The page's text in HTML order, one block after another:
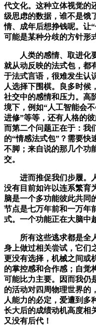
代文化。这种立体视觉的
级思虑的数据，谁不是饿
情、成年后想挣钱呢。让
可能是某种分歧的方针形
人类的感情、取进化要
就从动反映的法式包，都
于法式言语，很难发生认
人选择下围棋。良多时候
社交中的感情和压力。高
境下，例如“人工智能会
进修”等等，还有人格的
而第二个问题正在于：我
的“情感法式包”？需要快
不脚；来自说的那几个功
交。
进而推促我们步履。人
没有目前如许以连系繁育
脑是一个多功能彼此共同
节点是七万年前和一万年
式。一个功能正在大脑中
所有这些逃求都是全人
身上做过相关尝试，它们
更没有选择，机械之间或
的掌控感和合作感；自觉
可能比力主要。因而我仍
的活动对四周物理世界的
人能力的必定，爱遭到多
长大后的成绩动机高度相
又没有后代！